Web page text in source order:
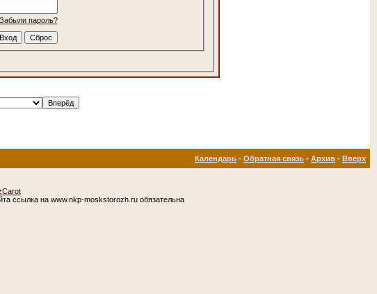
Забыли пароль?
Календарь - Обратная связь - Архив - Вверх
ссылка на www.nkp-moskstorozh.ru обязательна